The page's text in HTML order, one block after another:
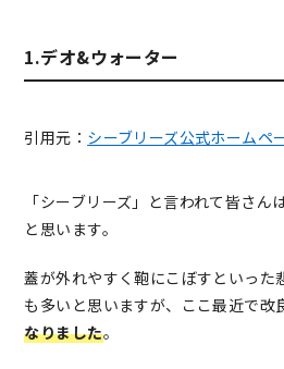
1.デオ&ウォーター
引用元： シーブリーズ公式ホームペ
「シーブリーズ」と言われて皆さ
と思います。
蓋が外れやすく鞄にこぼすといった
も多いと思いますが、ここ最近で改
なりました。